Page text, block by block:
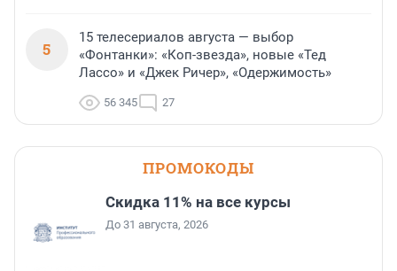
5
15 телесериалов августа — выбор
«Фонтанки»: «Коп-звезда», новые «Тед
Лассо» и «Джек Ричер», «Одержимость»
56 345 27
ПРОМОКОДЫ
Скидка 11% на все курсы
До 31 августа, 2026